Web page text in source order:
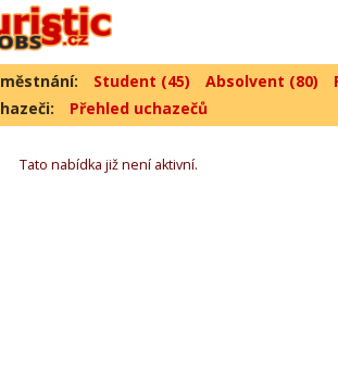
Student (45) Absolvent (80)
Přehled uchazečů
Tato nabídka již není aktivní.